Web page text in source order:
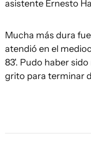
asistente Ernesto
Mucha más dura
atendió en el
83'. Pudo haber
grito para terminar